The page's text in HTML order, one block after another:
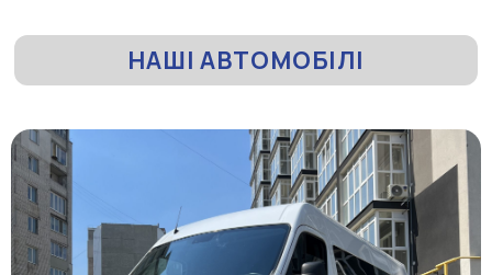
НАШІ АВТОМОБІЛІ